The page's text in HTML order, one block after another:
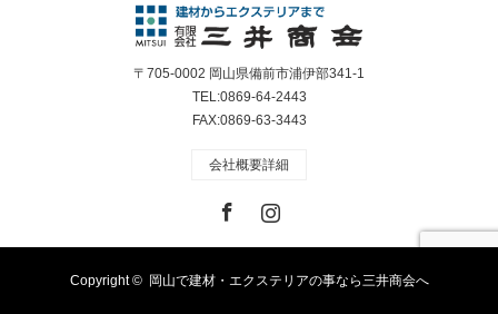
〒705-0002 岡山県備前市浦伊部341-1
TEL:0869-64-2443
FAX:0869-63-3443
会社概要詳細
Copyright © 岡山で建材・エクステリアの事なら三井商会へ